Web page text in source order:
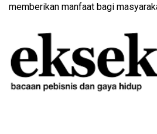
memberikan manfaat bagi